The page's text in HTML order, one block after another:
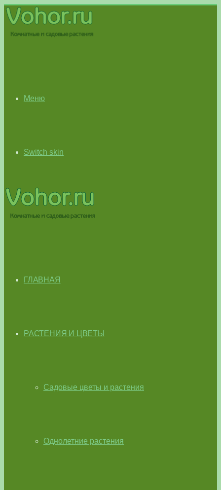
Меню
Switch skin
ГЛАВНАЯ
РАСТЕНИЯ И ЦВЕТЫ
Садовые цветы и растения
Однолетние растения